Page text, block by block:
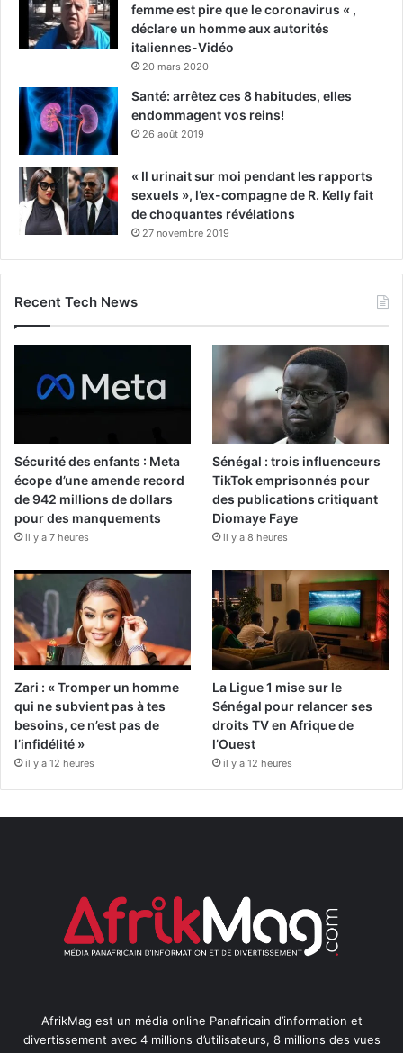
femme est pire que le coronavirus « ,
déclare un homme aux autorités
italiennes-Vidéo
20 mars 2020
Santé: arrêtez ces 8 habitudes, elles
endommagent vos reins!
26 août 2019
« Il urinait sur moi pendant les rapports
sexuels », l’ex-compagne de R. Kelly fait
de choquantes révélations
27 novembre 2019
Recent Tech News
Sécurité des enfants : Meta
écope d’une amende record
de 942 millions de dollars
pour des manquements
il y a 7 heures
Sénégal : trois influenceurs
TikTok emprisonnés pour
des publications critiquant
Diomaye Faye
il y a 8 heures
Zari : « Tromper un homme
qui ne subvient pas à tes
besoins, ce n’est pas de
l’infidélité »
il y a 12 heures
La Ligue 1 mise sur le
Sénégal pour relancer ses
droits TV en Afrique de
l’Ouest
il y a 12 heures
AfrikMag est un média online Panafricain d’information et
divertissement avec 4 millions d’utilisateurs, 8 millions des vues